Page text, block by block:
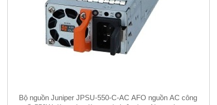
Bộ nguồn Juniper JPSU-550-C-AC AFO nguồn AC công